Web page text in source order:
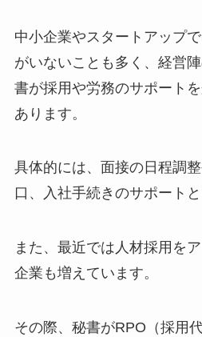
中小企業やスタートアップ
がいないことも多く、経営
書が採用や労務のサポート
あります。
具体的には、面接の日程調
口、入社手続きのサポートと
また、最近では人材採用を
企業も増えています。
その際、秘書がRPO（採用